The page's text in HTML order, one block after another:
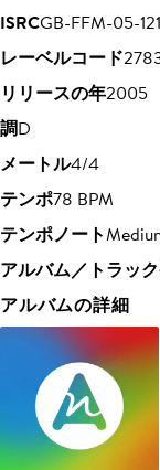
ISRCGB-FFM-05-
レーベルコード
リリースの年2005
調D
メートル4/4
テンポ78 BPM
テンポノート
アルバム／トラッ
アルバムの詳細